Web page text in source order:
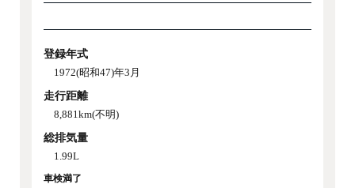
登録年式
1972(昭和47)年3月
走行距離
8,881km(不明)
総排気量
1.99L
車検満了